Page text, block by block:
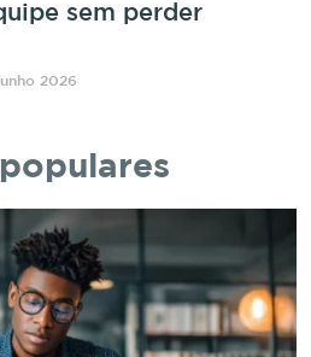
sem perder
2026
populares